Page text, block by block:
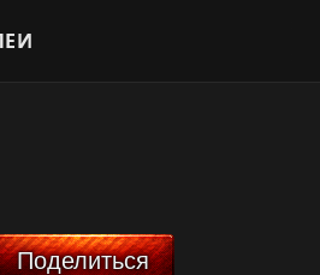
Поделиться